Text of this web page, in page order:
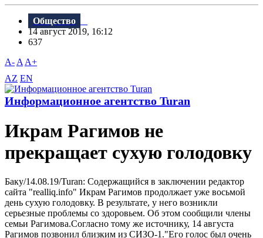
Общество
14 август 2019, 16:12
637
A- A A+
AZ EN
Информационное агентство Turan
Икрам Рагимов не
прекращает сухую голодовку
Баку/14.08.19/Turan: Содержащийся в заключении редактор
сайта "realliq.info" Икрам Рагимов продолжает уже восьмой
день сухую голодовку. B результате, у него возникли
серьезные проблемы со здоровьем. Об этом сообщили члены
семьи Рагимова.Согласно тому же источнику, 14 августа
Рагимов позвонил близким из СИЗО-1."Его голос был очень